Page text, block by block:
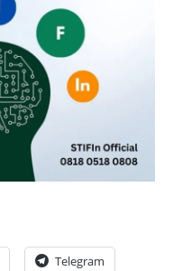
Telegram